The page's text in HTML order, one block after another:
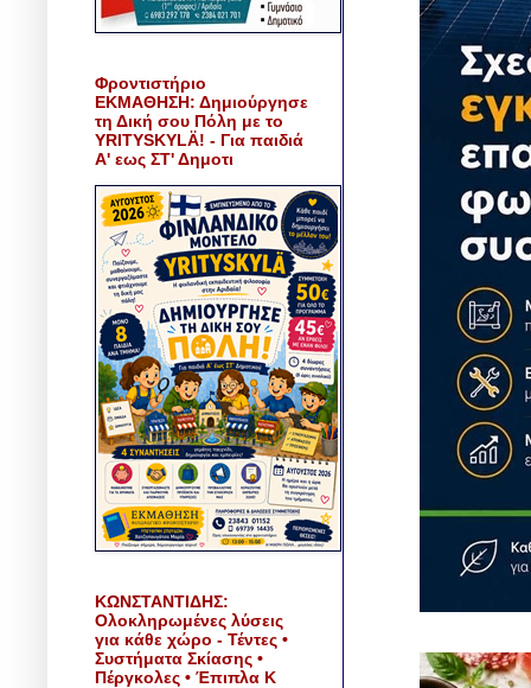
Φροντιστήριο
ΕΚΜΑΘΗΣΗ: Δημιούργησε
τη Δική σου Πόλη με το
YRITYSKYLÄ! - Για παιδιά
Α' εως ΣΤ' Δημοτι
ΚΩΝΣΤΑΝΤΙΔΗΣ:
Ολοκληρωμένες λύσεις
για κάθε χώρο - Τέντες •
Συστήματα Σκίασης •
Πέργκολες • Έπιπλα Κ